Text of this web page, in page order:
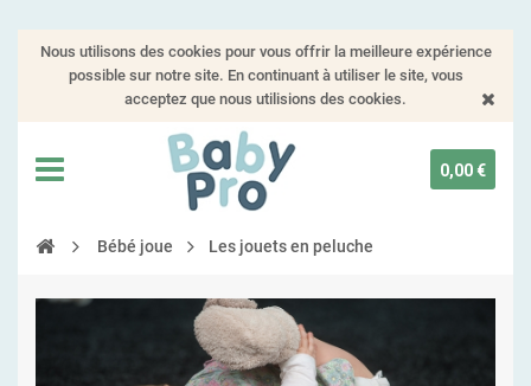
Nous utilisons des cookies pour vous offrir la meilleure expérience
possible sur notre site. En continuant à utiliser le site, vous
acceptez que nous utilisions des cookies.
0,00 €
Bébé joue Les jouets en peluche